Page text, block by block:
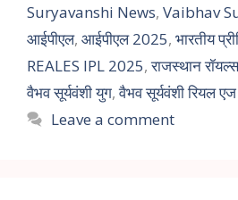
Suryavanshi News, Vaibhav
आईपीएल, आईपीएल 2025, भारतीय
REALES IPL 2025,राजस्थान रॉयल्स
वैभव सूर्यवंशी युग,वैभव सूर्यवंशी रियल एज
Leave a comment